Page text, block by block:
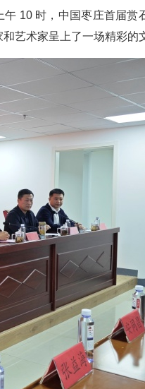
午 10 时，中国枣庄首届赏
艺术家呈上了一场精彩的